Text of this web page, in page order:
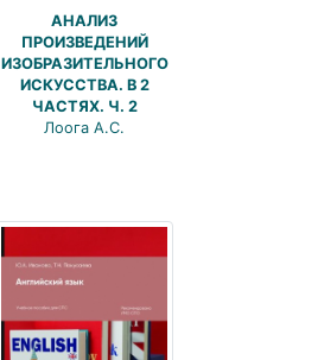
АНАЛИЗ
ПРОИЗВЕДЕНИЙ
ИЗОБРАЗИТЕЛЬНОГО
ИСКУССТВА. В 2
ЧАСТЯХ. Ч. 2
Лоога А.С.